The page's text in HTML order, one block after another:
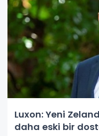
Luxon: Yeni
daha eski bir